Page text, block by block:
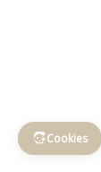
Cookies